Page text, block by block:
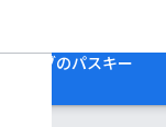
ウェブのパスキー